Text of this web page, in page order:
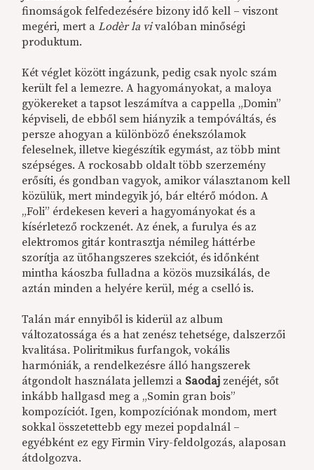
finomságok felfedezésére bizony idő kell – viszont
megéri, mert aLodèr la vivalóban minőségi
produktum.
Két véglet között ingázunk, pedig csak nyolc szám
került fel a lemezre. A hagyományokat, a maloya
gyökereket a tapsot leszámítva a cappella „Domin”
képviseli, de ebből sem hiányzik a tempóváltás, és
persze ahogyan a különböző énekszólamok
feleselnek, illetve kiegészítik egymást, az több mint
szépséges. A rockosabb oldalt több szerzemény
erősíti, és gondban vagyok, amikor választanom kell
közülük, mert mindegyik jó, bár eltérő módon. A
„Foli” érdekesen keveri a hagyományokat és a
kísérletező rockzenét. Az ének, a furulya és az
elektromos gitár kontrasztja némileg háttérbe
szorítja az ütőhangszeres szekciót, és időnként
mintha káoszba fulladna a közös muzsikálás, de
aztán minden a helyére kerül, még a cselló is.
Talán már ennyiből is kiderül az album
változatossága és a hat zenész tehetsége, dalszerzői
kvalitása. Poliritmikus furfangok, vokális
harmóniák, a rendelkezésre álló hangszerek
átgondolt használata jellemzi a Saodaj zenéjét, sőt
inkább hallgasd meg a „Somin gran bois”
kompozíciót. Igen, kompozíciónak mondom, mert
sokkal összetettebb egy mezei popdalnál –
egyébként ez egy Firmin Viry-feldolgozás, alaposan
átdolgozva.